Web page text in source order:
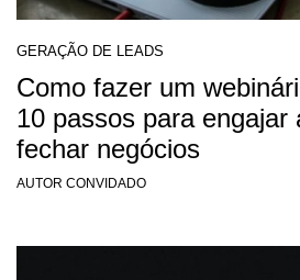
GERAÇÃO DE LEADS
Como fazer um
10 passos para engajar
fechar negócios
AUTOR CONVIDADO